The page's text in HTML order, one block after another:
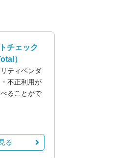
チェック
）
ティベンダ
不正利用が
ることがで
る